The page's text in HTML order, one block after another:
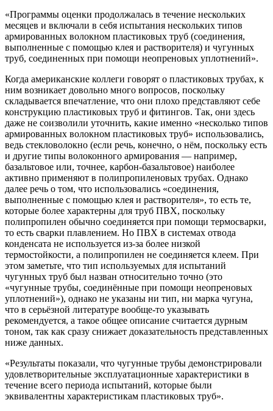
«Программы оценки продолжалась в течение нескольких
месяцев и включали в себя испытания нескольких типов
армированных волокном пластиковых труб (соединения,
выполненные с помощью клея и растворителя) и чугунных
труб, соединенных при помощи неопреновых уплотнений».
Когда американские коллеги говорят о пластиковых трубах, к
ним возникает довольно много вопросов, поскольку
складывается впечатление, что они плохо представляют себе
конструкцию пластиковых труб и фитингов. Так, они здесь
даже не соизволили уточнить, какие именно «несколько типов
армированных волокном пластиковых труб» использовались,
ведь стекловолокно (если речь, конечно, о нём, поскольку есть
и другие типы волоконного армирования — например,
базальтовое или, точнее, карбон-базальтовое) наиболее
активно применяют в полипропиленовых трубах. Однако
далее речь о том, что использовались «соединения,
выполненные с помощью клея и растворителя», то есть те,
которые более характерны для труб ПВХ, поскольку
полипропилен обычно соединяется при помощи термосварки,
то есть сварки плавлением. Но ПВХ в системах отвода
конденсата не используется из-за более низкой
термостойкости, а полипропилен не соединяется клеем. При
этом заметьте, что тип используемых для испытаний
чугунных труб был назван относительно точно (это
«чугунные трубы, соединённые при помощи неопреновых
уплотнений»), однако не указаны ни тип, ни марка чугуна,
что в серьёзной литературе вообще-то указывать
рекомендуется, а такое общее описание считается дурным
тоном, так как сразу снижает доказательность представленных
ниже данных.
«Результаты показали, что чугунные трубы демонстрировали
удовлетворительные эксплуатационные характеристики в
течение всего периода испытаний, которые были
эквивалентны характеристикам пластиковых труб».